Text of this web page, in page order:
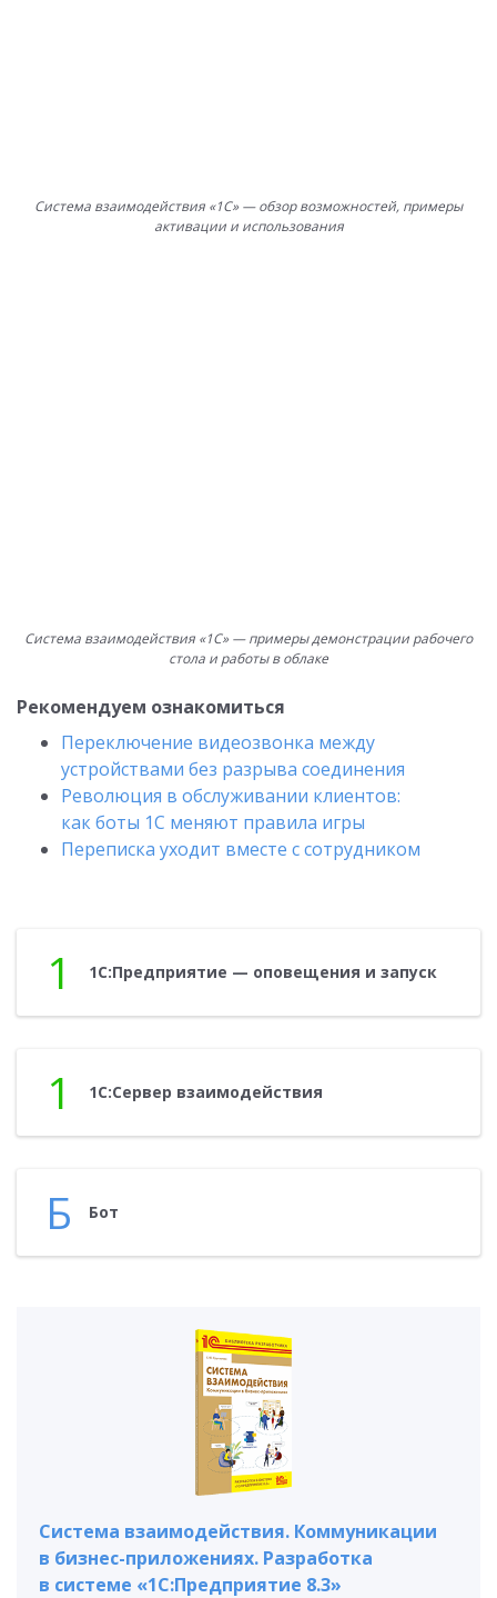
Система взаимодействия «1С» — обзор возможностей, примеры
активации и использования
Система взаимодействия «1С» — примеры демонстрации рабочего
стола и работы в облаке
Рекомендуем ознакомиться
Переключение видеозвонка между
устройствами без разрыва соединения
Революция в обслуживании клиентов:
как боты 1С меняют правила игры
Переписка уходит вместе с сотрудником
1 1С:Пред­при­ятие — опо­веще­ния и за­пуск
1 1С:Сер­вер вза­имо­дей­ствия
Б Бот
Система взаимодействия. Коммуникации
в бизнес-приложениях. Разработка
в системе «1С:Предприятие 8.3»